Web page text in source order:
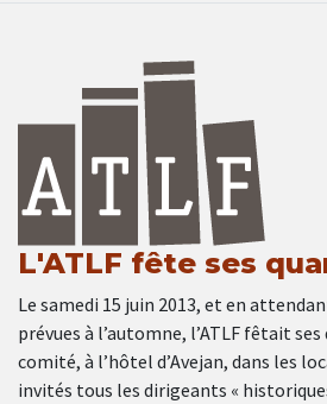
L'ATLF fête ses
Le samedi 15 juin 2013, et en
prévues à l’automne, l’ATLF fêtait
comité, à l’hôtel d’Avejan, dans les
invités tous les dirigeants «